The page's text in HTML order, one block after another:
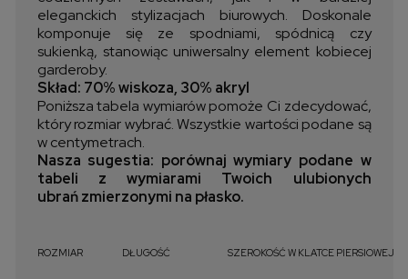
eleganckich stylizacjach biurowych. Doskonale
komponuje się ze spodniami, spódnicą czy
sukienką, stanowiąc uniwersalny element kobiecej
garderoby.
Skład: 70% wiskoza, 30% akryl
Poniższa tabela wymiarów pomoże Ci zdecydować,
który rozmiar wybrać. Wszystkie wartości podane są
w centymetrach.
Nasza sugestia: porównaj wymiary podane w
tabeli z wymiarami Twoich ulubionych
ubrań zmierzonymi na płasko.
ROZMIAR DŁUGOŚĆ SZEROKOŚĆ W KLATCE PIERSIOWEJ